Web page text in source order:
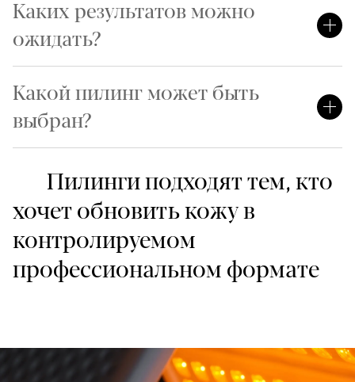
Пилинги подходят тем, кто
хочет обновить кожу в
контролируемом
профессиональном формате
Каких результатов можно
ожидать?
Какой пилинг может быть
выбран?